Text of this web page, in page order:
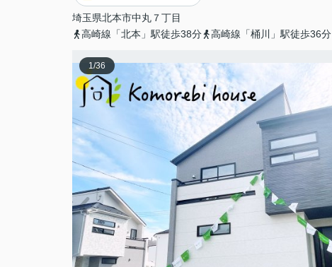
埼玉県北本市中丸 ７丁目
高崎線「北本」駅徒歩38分
高崎線「桶川」駅徒歩36分
1/36